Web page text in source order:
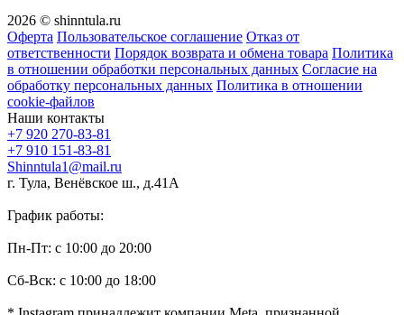
2026 © shinntula.ru
Оферта Пользовательское соглашение Отказ от
ответственности Порядок возврата и обмена товара Политика
в отношении обработки персональных данных Согласие на
обработку персональных данных Политика в отношении
cookie-файлов
Наши контакты
+7 920 270-83-81
+7 910 151-83-81
Shinntula1@mail.ru
г. Тула, Венёвское ш., д.41А
График работы:
Пн-Пт: с 10:00 до 20:00
Сб-Вск: с 10:00 до 18:00